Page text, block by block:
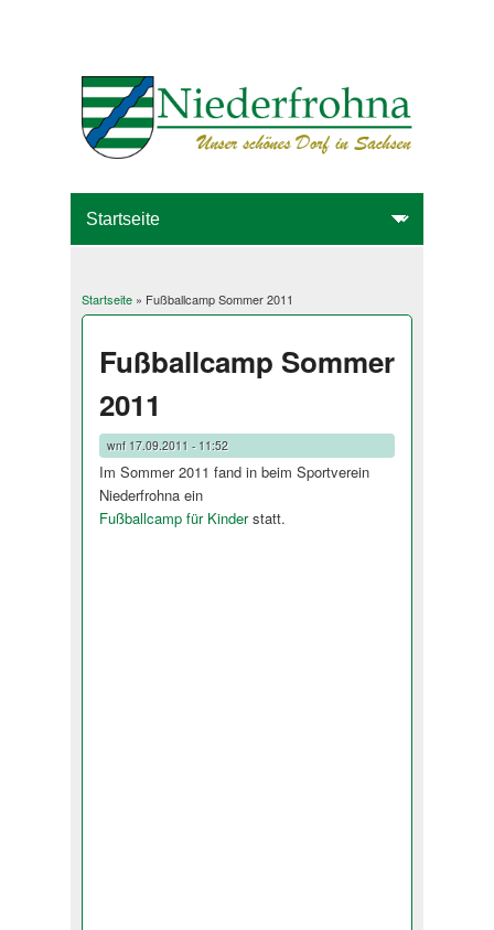
Sie sind hier
Startseite» Fußballcamp Sommer 2011
Fußballcamp Sommer
2011
wnf17.09.2011 - 11:52
Im Sommer 2011 fand in beim Sportverein
Niederfrohna ein
Fußballcamp für Kinderstatt.